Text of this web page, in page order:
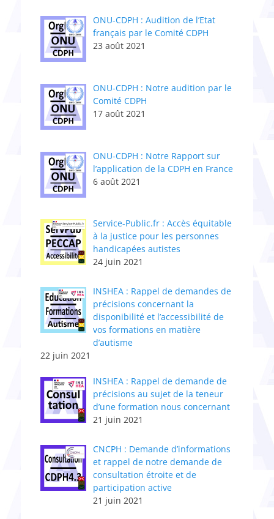
ONU-CDPH : Audition de l’Etat
français par le Comité CDPH
23 août 2021
ONU-CDPH : Notre audition par le
Comité CDPH
17 août 2021
ONU-CDPH : Notre Rapport sur
l’application de la CDPH en France
6 août 2021
Service-Public.fr : Accès équitable
à la justice pour les personnes
handicapées autistes
24 juin 2021
INSHEA : Rappel de demandes de
précisions concernant la
disponibilité et l’accessibilité de
vos formations en matière
d’autisme
22 juin 2021
INSHEA : Rappel de demande de
précisions au sujet de la teneur
d’une formation nous concernant
21 juin 2021
CNCPH : Demande d’informations
et rappel de notre demande de
consultation étroite et de
participation active
21 juin 2021